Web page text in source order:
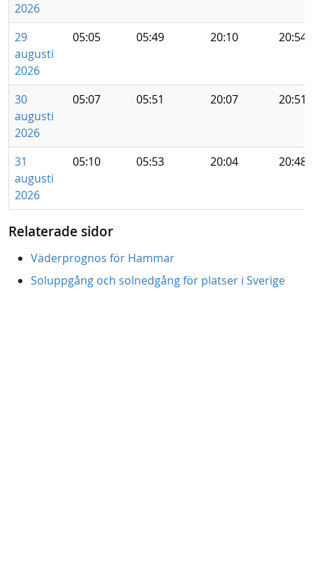
2026
29
augusti
2026
05:05 05:49 20:10 20:54
30
augusti
2026
05:07 05:51 20:07 20:51
31
augusti
2026
05:10 05:53 20:04 20:48
Relaterade sidor
Väderprognos för Hammar
Soluppgång och solnedgång för platser i Sverige